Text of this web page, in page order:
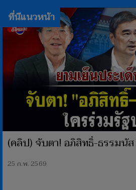
ที่นีแนวหน้า
(คลิป) จับตา! อภิสิทธิ์-ธรรมนั
25 ก.พ. 2569